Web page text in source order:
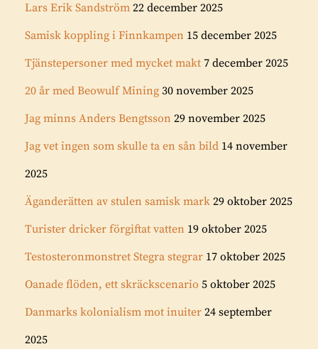
Lars Erik Sandström 22 december 2025
Samisk koppling i Finnkampen 15 december 2025
Tjänstepersoner med mycket makt 7 december 2025
20 år med Beowulf Mining 30 november 2025
Jag minns Anders Bengtsson 29 november 2025
Jag vet ingen som skulle ta en sån bild 14 november
2025
Äganderätten av stulen samisk mark 29 oktober 2025
Turister dricker förgiftat vatten 19 oktober 2025
Testosteronmonstret Stegra stegrar 17 oktober 2025
Oanade flöden, ett skräckscenario 5 oktober 2025
Danmarks kolonialism mot inuiter 24 september
2025